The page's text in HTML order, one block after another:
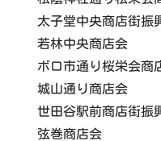
太子堂中央商店街振
若林中央商店会
ボロ市通り桜栄会商
城山通り商店会
世田谷駅前商店街振
弦巻商店会